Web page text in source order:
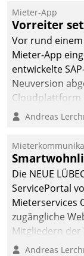
Die monatlichen
Mitteilungen
Heizungs- und
automatisiert,
und auf
mehrere zuvor
Mieter-App
Vorreiter
Vor rund einem
Mieter-App
entwickelte
Neuversion
Cloudplattform
die
integrieren.
Andreas
Die NEUE
ServicePortal
Mieterservices
zugängliche
Mitgliedern der
Andreas